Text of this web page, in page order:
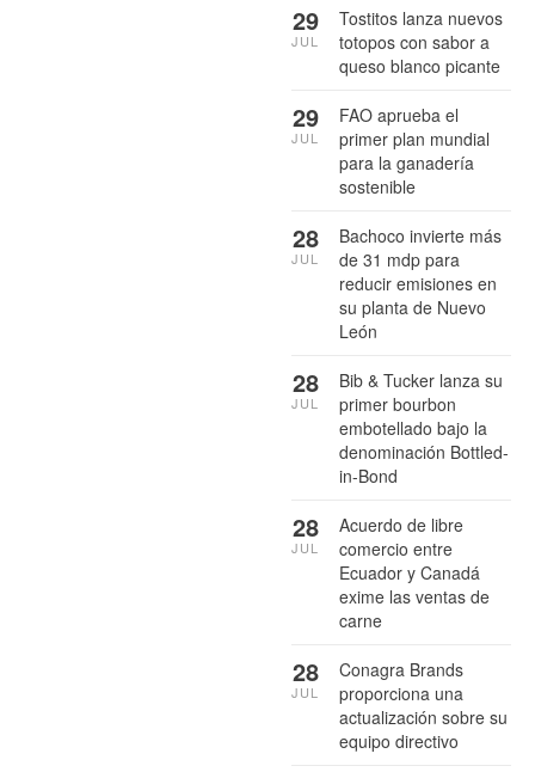
Tostitos lanza nuevos
totopos con sabor a
queso blanco picante
29
JUL
FAO aprueba el
primer plan mundial
para la ganadería
sostenible
29
JUL
Bachoco invierte más
de 31 mdp para
reducir emisiones en
su planta de Nuevo
León
28
JUL
Bib & Tucker lanza su
primer bourbon
embotellado bajo la
denominación Bottled-
in-Bond
28
JUL
Acuerdo de libre
comercio entre
Ecuador y Canadá
exime las ventas de
carne
28
JUL
Conagra Brands
proporciona una
actualización sobre su
equipo directivo
28
JUL